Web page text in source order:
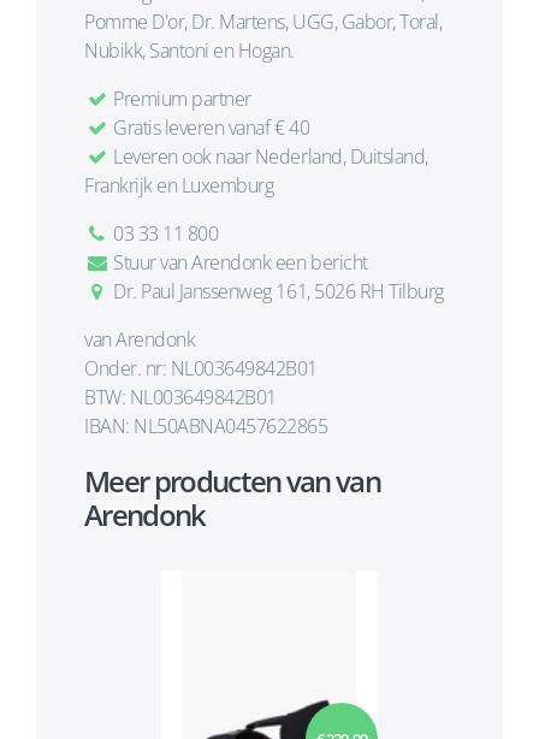
Pomme D'or, Dr. Martens, UGG, Gabor, Toral,
Nubikk, Santoni en Hogan.
Premium partner
Gratis leveren vanaf € 40
Leveren ook naar Nederland, Duitsland,
Frankrijk en Luxemburg
03 33 11 800
Stuur van Arendonk een bericht
Dr. Paul Janssenweg 161, 5026 RH Tilburg
van Arendonk
Onder. nr: NL003649842B01
BTW: NL003649842B01
IBAN: NL50ABNA0457622865
Meer producten van van
Arendonk